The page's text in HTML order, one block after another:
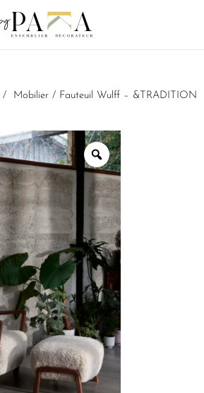
/ Mobilier / Fauteuil Wulff – &TRADITION